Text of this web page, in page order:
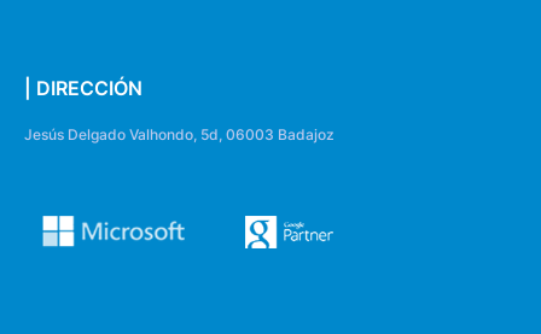
| DIRECCIÓN
Jesús Delgado Valhondo, 5d, 06003 Badajoz